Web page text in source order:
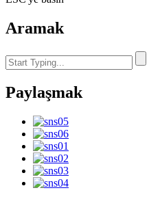
Aramak
Paylaşmak